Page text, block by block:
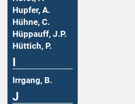
Hupfer, A.
Hühne, C.
Hüppauff, J.P.
Hüttich, P.
Irrgang, B.
J